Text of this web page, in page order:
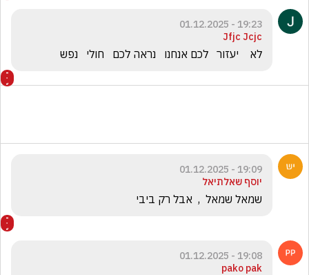
19:23 - 01.12.2025
Jfjc Jcjc
לא    יעזור   לכם אנחנו   נראה לכם   חולי   נפש
19:09 - 01.12.2025
יוסף שאלתיאל
שמאל שמאל  ,  אבל רק ביבי
19:08 - 01.12.2025
pako pak